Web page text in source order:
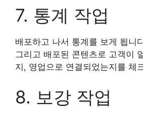
7. 통계 작업
배포하고 나서 통계를 보게 됩니
그리고 배포된 콘텐츠로 고객이
지, 영업으로 연결되었는지를 체
8. 보강 작업